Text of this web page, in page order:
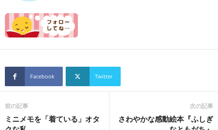
Facebook Twitter
前の記事
ミニメモを「着ている」オタ
次の記事
さわやかな感動絵本『ふしぎ